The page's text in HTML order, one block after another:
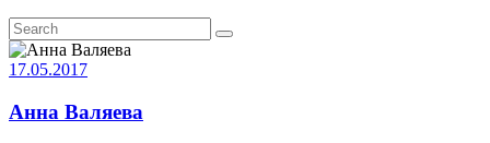
17.05.2017
Анна Валяева